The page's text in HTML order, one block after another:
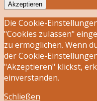
Akzeptieren
Die Cookie-
"Cookies zulassen"
zu ermöglichen. Wenn
der Cookie-
"Akzeptieren" klickst,
einverstanden.
Schließen